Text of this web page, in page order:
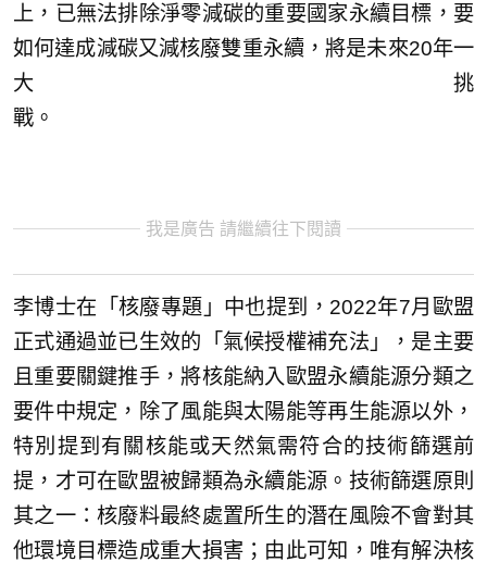
上，已無法排除淨零減碳的重要國家永續目標，要
如何達成減碳又減核廢雙重永續，將是未來20年一
大挑
戰。
我是廣告 請繼續往下閱讀
李博士在「核廢專題」中也提到，2022年7月歐盟
正式通過並已生效的「氣候授權補充法」，是主要
且重要關鍵推手，將核能納入歐盟永續能源分類之
要件中規定，除了風能與太陽能等再生能源以外，
特別提到有關核能或天然氣需符合的技術篩選前
提，才可在歐盟被歸類為永續能源。技術篩選原則
其之一：核廢料最終處置所生的潛在風險不會對其
他環境目標造成重大損害；由此可知，唯有解決核